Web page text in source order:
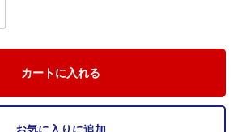
カートに入れる
お気に入りに追加